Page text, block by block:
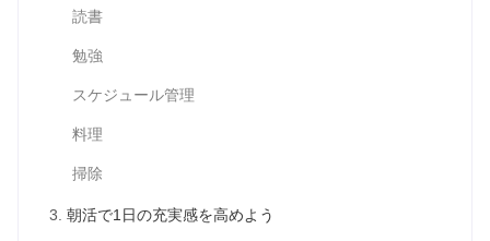
読書
勉強
スケジュール管理
料理
掃除
朝活で1日の充実感を高めよう